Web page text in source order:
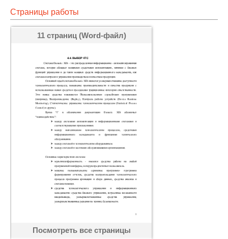
Страницы работы
11 страниц (Word-файл)
Посмотреть все страницы